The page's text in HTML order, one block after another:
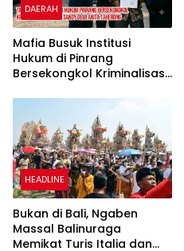
DAERAH
Mafia Busuk Institusi
Hukum di Pinrang
Bersekongkol Kriminalisasi
HEADLINE
Bukan di Bali, Ngaben
Massal Balinuraga
Memikat Turis Italia dan